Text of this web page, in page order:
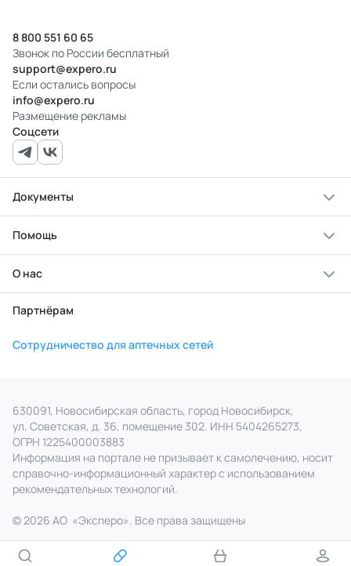
8 800 551 60 65
Звонок по России бесплатный
support@expero.ru
Если остались вопросы
info@expero.ru
Размещение рекламы
Соцсети
Документы
Помощь
О нас
Партнёрам
Сотрудничество для аптечных сетей
630091, Новосибирская область, город Новосибирск,
ул. Советская, д. 36, помещение 302. ИНН 5404265273,
ОГРН 1225400003883
Информация на портале не призывает к самолечению, носит
справочно‑информационный характер с использованием
рекомендательных технологий.
© 2026 АО «Эксперо». Все права защищены